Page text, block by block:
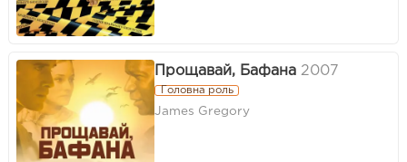
Прощавай, Бафана 2007
Головна роль
James Gregory